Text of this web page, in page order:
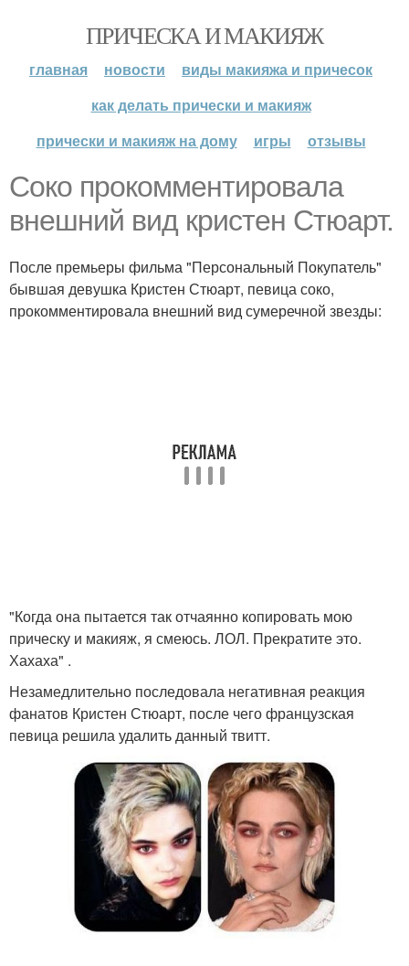
ПРИЧЕСКА И МАКИЯЖ
главная новости
виды макияжа и причесок
как делать прически и макияж
прически и макияж на дому
игры отзывы
Соко прокомментировала
внешний вид кристен Стюарт.
После премьеры фильма "Персональный Покупатель"
бывшая девушка Кристен Стюарт, певица соко,
прокомментировала внешний вид сумеречной звезды:
"Когда она пытается так отчаянно копировать мою
прическу и макияж, я смеюсь. ЛОЛ. Прекратите это.
Хахаха" .
Незамедлительно последовала негативная реакция
фанатов Кристен Стюарт, после чего французская
певица решила удалить данный твитт.